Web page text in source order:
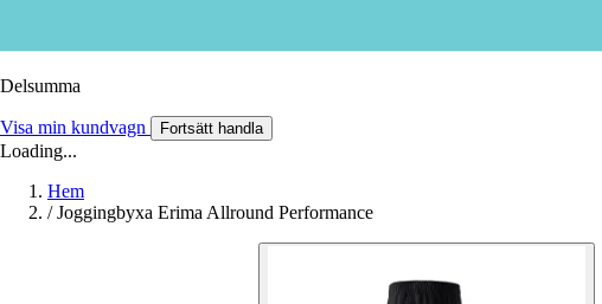
Delsumma
Visa min kundvagn Fortsätt handla
Loading...
Hem
/ Joggingbyxa Erima Allround Performance